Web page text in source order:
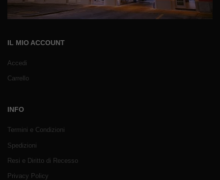
IL MIO ACCOUNT
Accedi
Carrello
INFO
Termini e Condizioni
Spedizioni
Resi e Diritto di Recesso
Privacy Policy